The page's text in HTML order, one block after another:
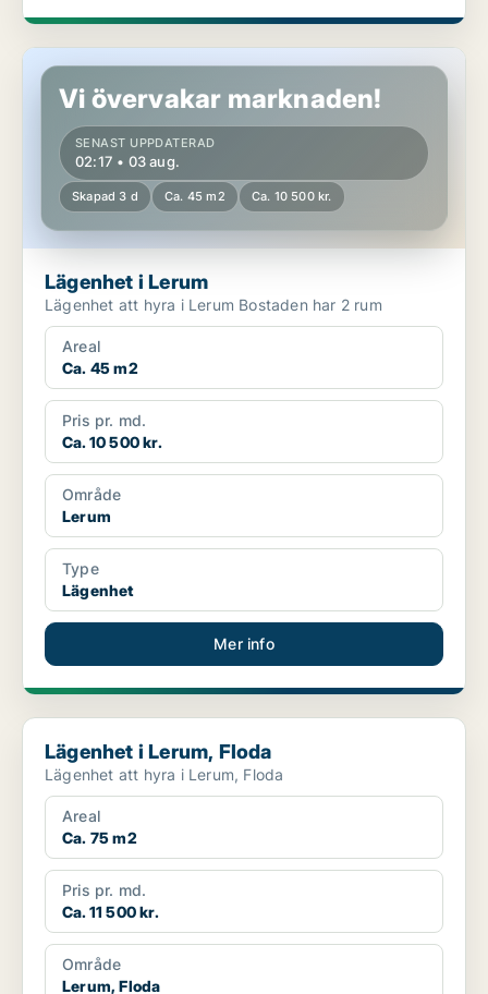
Lägenhet i Lerum
Vi övervakar marknaden!
SENAST UPPDATERAD
02:17 • 03 aug.
Skapad 3 d Ca. 45 m2 Ca. 10 500 kr.
Lägenhet i Lerum
Lägenhet att hyra i Lerum Bostaden har 2 rum
Areal
Ca. 45 m2
Pris pr. md.
Ca. 10 500 kr.
Område
Lerum
Type
Lägenhet
Mer info
Lägenhet i Lerum, Floda
Lägenhet i Lerum, Floda
Lägenhet att hyra i Lerum, Floda
Areal
Ca. 75 m2
Pris pr. md.
Ca. 11 500 kr.
Område
Lerum, Floda